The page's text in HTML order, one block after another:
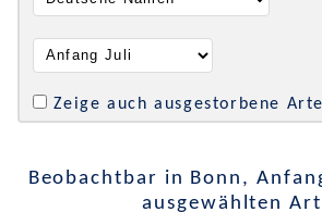
Zeige auch ausgestorbene
Beobachtbar in Bonn,
ausgewählten